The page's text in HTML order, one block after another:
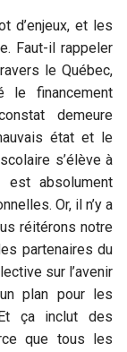
d’enjeux, et les
Faut-il rappeler
le Québec,
le financement
demeure
état et le
s’élève à
est absolument
Or, il n’y a
réitérons notre
partenaires du
sur l’avenir
plan pour les
ça inclut des
que tous les